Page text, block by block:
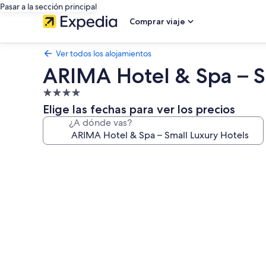
Pasar a la sección principal
Comprar viaje
Ver todos los alojamientos
ARIMA Hotel & Spa –
Alojamiento
de
4.0 estrellas
Elige las fechas para ver los precios
¿A dónde vas?